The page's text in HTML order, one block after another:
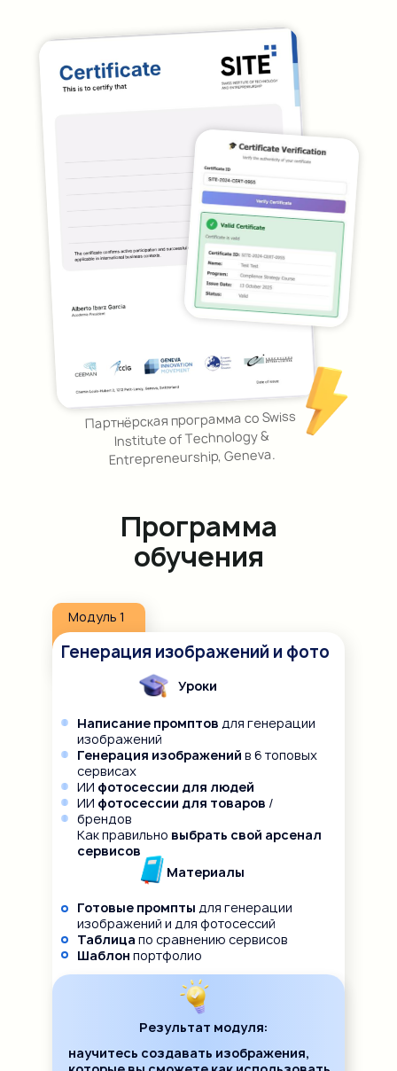
Партнёрская программа со Swiss
Institute of Technology &
Entrepreneurship, Geneva.
Генерация изображений и фото
Модуль 1
Результат модуля:
научитесь создавать изображения,
Материалы
Готовые промпты для генерации
изображений и для фотосессий
Таблица по сравнению сервисов
Шаблон портфолио
Уроки
Написание промптов для генерации
изображений
Генерация изображений в 6 топовых
сервисах
ИИ фотосессии для людей
ИИ фотосессии для товаров /
брендов
Как правильно выбрать свой арсенал
сервисов
Программа
обучения